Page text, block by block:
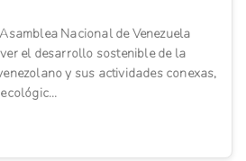
Nacional de Venezuela
el desarrollo sostenible de la
y sus actividades conexas,